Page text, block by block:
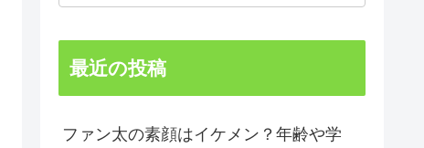
最近の投稿
ファン太の素顔はイケメン？年齢や学